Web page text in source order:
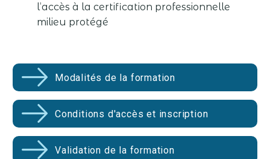
l’accès à la certification professionnelle
milieu protégé
Modalités de la formation
Conditions d'accès et inscription
Validation de la formation